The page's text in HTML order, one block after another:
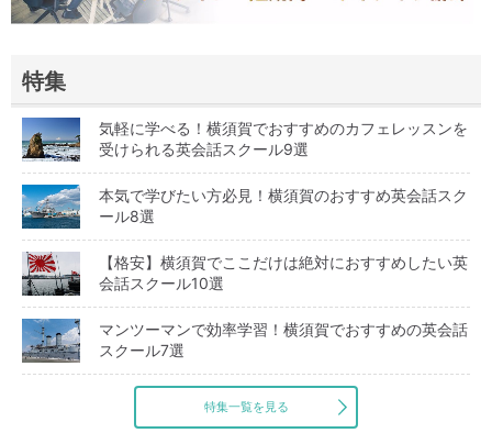
特集
気軽に学べる！横須賀でおすすめのカフェレッスンを
受けられる英会話スクール9選
本気で学びたい方必見！横須賀のおすすめ英会話スク
ール8選
【格安】横須賀でここだけは絶対におすすめしたい英
会話スクール10選
マンツーマンで効率学習！横須賀でおすすめの英会話
スクール7選
特集一覧を見る